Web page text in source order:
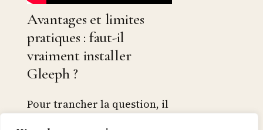
Avantages et limites
pratiques : faut-il
vraiment installer
Gleeph ?
Pour trancher la question, il